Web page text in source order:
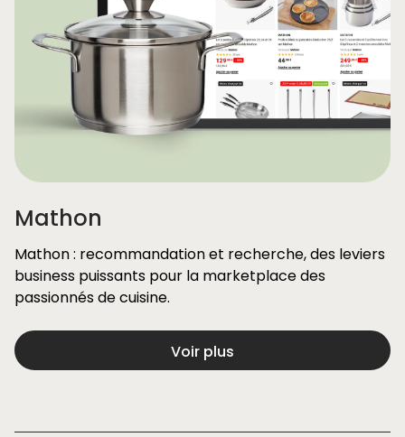
Mathon
Mathon : recommandation et recherche, des leviers
business puissants pour la marketplace des
passionnés de cuisine.
Voir plus